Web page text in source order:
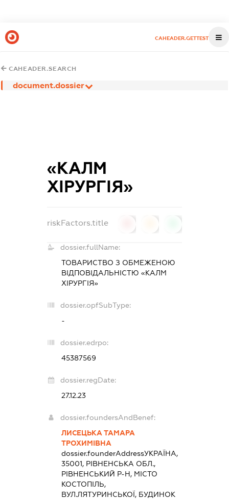
CAHEADER.GETTEST
CAHEADER.SEARCH
document.dossier
«КАЛМ
ХІРУРГІЯ»
riskFactors.title
dossier.fullName:
ТОВАРИСТВО З ОБМЕЖЕНОЮ
ВІДПОВІДАЛЬНІСТЮ «КАЛМ
ХІРУРГІЯ»
dossier.opfSubType:
-
dossier.edrpo:
45387569
dossier.regDate:
27.12.23
dossier.foundersAndBenef:
ЛИСЕЦЬКА ТАМАРА
ТРОХИМІВНА
dossier.founderAddressУКРАЇНА,
35001, РІВНЕНСЬКА ОБЛ.,
РІВНЕНСЬКИЙ Р-Н, МІСТО
КОСТОПІЛЬ,
ВУЛ.ЛЯТУРИНСЬКОЇ, БУДИНОК